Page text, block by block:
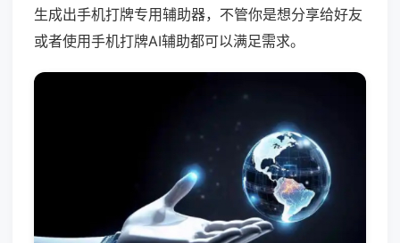
生成出手机打牌专用辅助器，不管你是想分享给好友
或者使用手机打牌AI辅助都可以满足需求。